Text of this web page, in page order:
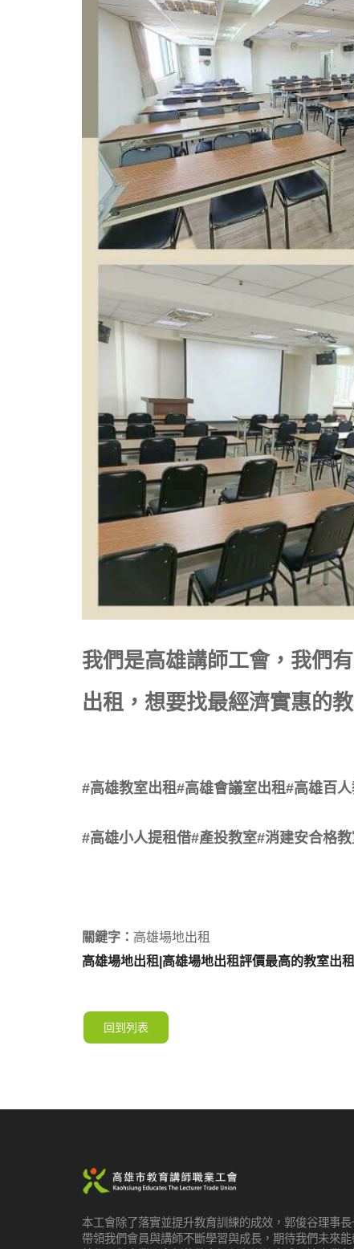
我們是高雄講師工會，我們
出租，想要找最經濟實惠的
#高雄教室出租#高雄會議室出租#高雄百
#高雄小人提租借#產投教室#消建安合格
關鍵字： 高雄場地出租
高雄場地出租|高雄場地出租評價最高的教室出租
回到列表
本工會除了落實並提升教育訓練的成效，郭俊谷理事長
帶領我們會員與講師不斷學習與成長，期待我們未來能